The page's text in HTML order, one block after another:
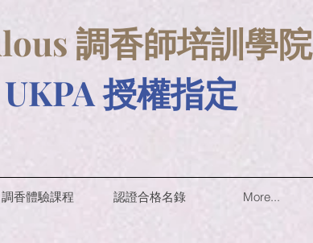
調香師培訓學院
UKPA 授權指定
調香體驗課程 認證合格名錄 More...